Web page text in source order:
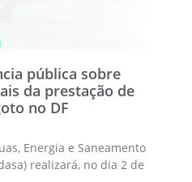
pública sobre
da prestação de
no DF
Energia e Saneamento
realizará, no dia 2 de